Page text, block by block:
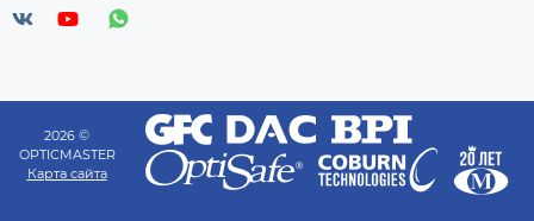
2026 ©
OPTICMASTER
Карта сайта